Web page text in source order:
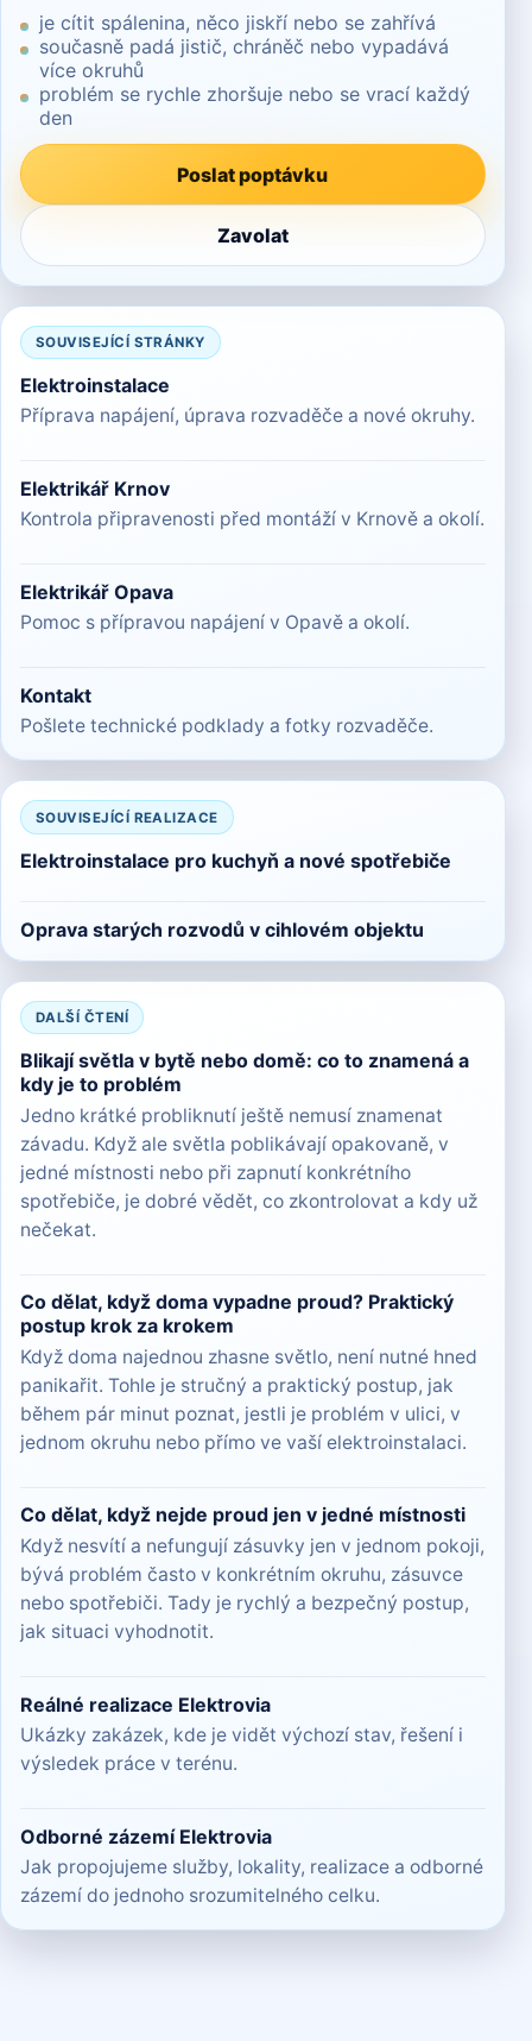
je cítit spálenina, něco jiskří nebo se zahřívá
současně padá jistič, chráněč nebo vypadává
více okruhů
problém se rychle zhoršuje nebo se vrací každý
den
Poslat poptávku
Zavolat
SOUVISEJÍCÍ STRÁNKY
Elektroinstalace
Příprava napájení, úprava rozvaděče a nové okruhy.
Elektrikář Krnov
Kontrola připravenosti před montáží v Krnově a okolí.
Elektrikář Opava
Pomoc s přípravou napájení v Opavě a okolí.
Kontakt
Pošlete technické podklady a fotky rozvaděče.
SOUVISEJÍCÍ REALIZACE
Elektroinstalace pro kuchyň a nové spotřebiče
Oprava starých rozvodů v cihlovém objektu
DALŠÍ ČTENÍ
Blikají světla v bytě nebo domě: co to znamená a
kdy je to problém
Jedno krátké probliknutí ještě nemusí znamenat
závadu. Když ale světla poblikávají opakovaně, v
jedné místnosti nebo při zapnutí konkrétního
spotřebiče, je dobré vědět, co zkontrolovat a kdy už
nečekat.
Co dělat, když doma vypadne proud? Praktický
postup krok za krokem
Když doma najednou zhasne světlo, není nutné hned
panikařit. Tohle je stručný a praktický postup, jak
během pár minut poznat, jestli je problém v ulici, v
jednom okruhu nebo přímo ve vaší elektroinstalaci.
Co dělat, když nejde proud jen v jedné místnosti
Když nesvítí a nefungují zásuvky jen v jednom pokoji,
bývá problém často v konkrétním okruhu, zásuvce
nebo spotřebiči. Tady je rychlý a bezpečný postup,
jak situaci vyhodnotit.
Reálné realizace Elektrovia
Ukázky zakázek, kde je vidět výchozí stav, řešení i
výsledek práce v terénu.
Odborné zázemí Elektrovia
Jak propojujeme služby, lokality, realizace a odborné
zázemí do jednoho srozumitelného celku.